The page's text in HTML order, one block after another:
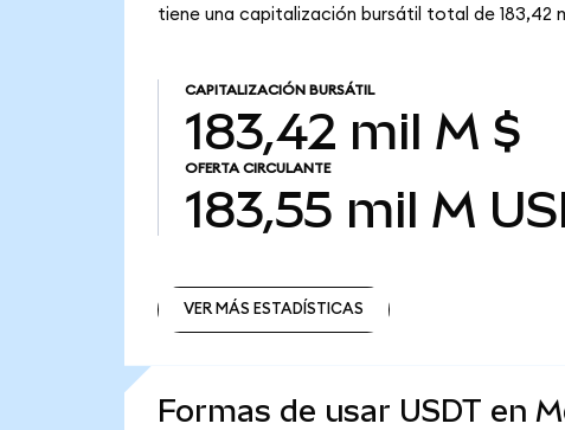
tiene una capitalización bursátil total de 183,42
CAPITALIZACIÓN BURSÁTIL
183,42 mil M $
OFERTA CIRCULANTE
183,55 mil M
VER MÁS ESTADÍSTICAS
Formas de usar USDT en